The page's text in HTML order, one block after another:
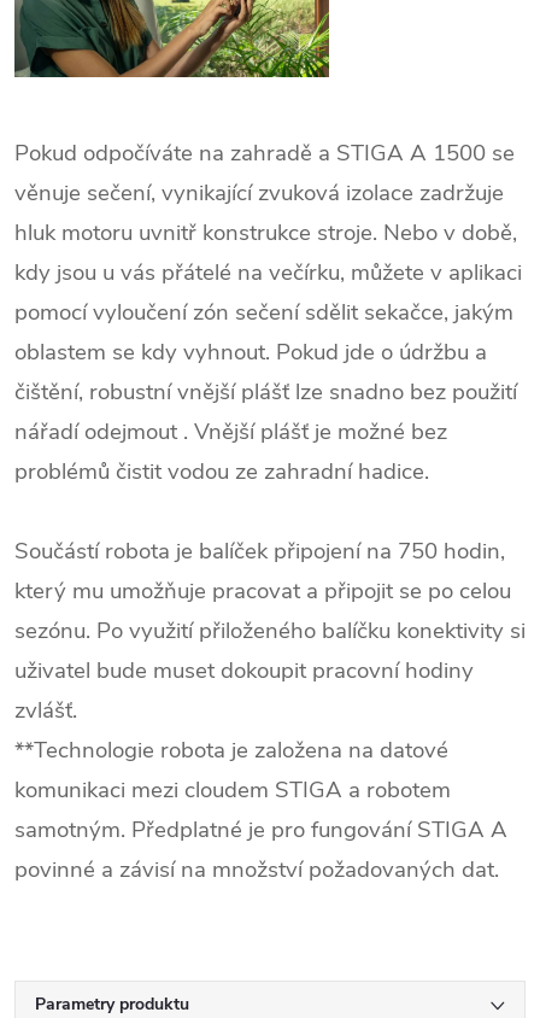
Pokud odpočíváte na zahradě a STIGA A 1500 se
věnuje sečení, vynikající zvuková izolace zadržuje
hluk motoru uvnitř konstrukce stroje. Nebo v době,
kdy jsou u vás přátelé na večírku, můžete v aplikaci
pomocí vyloučení zón sečení sdělit sekačce, jakým
oblastem se kdy vyhnout. Pokud jde o údržbu a
čištění, robustní vnější plášť lze snadno bez použití
nářadí odejmout . Vnější plášť je možné bez
problémů čistit vodou ze zahradní hadice.
Součástí robota je balíček připojení na 750 hodin,
který mu umožňuje pracovat a připojit se po celou
sezónu. Po využití přiloženého balíčku konektivity si
uživatel bude muset dokoupit pracovní hodiny
zvlášť.
**Technologie robota je založena na datové
komunikaci mezi cloudem STIGA a robotem
samotným. Předplatné je pro fungování STIGA A
povinné a závisí na množství požadovaných dat.
Parametry produktu